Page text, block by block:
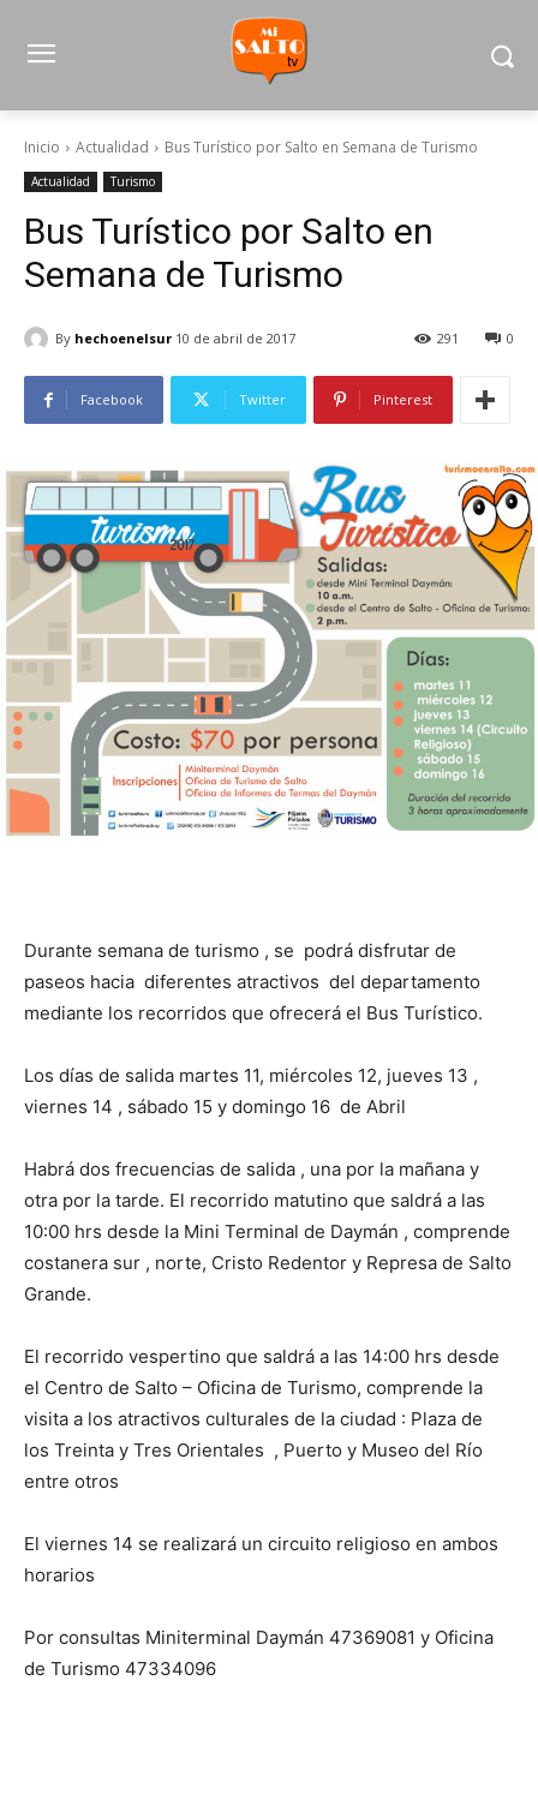
Inicio Actualidad Bus Turístico por Salto en Semana de Turismo
Actualidad Turismo
Bus Turístico por Salto en
Semana de Turismo
By hechoenelsur 10 de abril de 2017 0
291
Facebook Twitter Pinterest
Durante semana de turismo , se podrá disfrutar de
paseos hacia diferentes atractivos del departamento
mediante los recorridos que ofrecerá el Bus Turístico.
Los días de salida martes 11, miércoles 12, jueves 13 ,
viernes 14 , sábado 15 y domingo 16 de Abril
Habrá dos frecuencias de salida , una por la mañana y
otra por la tarde. El recorrido matutino que saldrá a las
10:00 hrs desde la Mini Terminal de Daymán , comprende
costanera sur , norte, Cristo Redentor y Represa de Salto
Grande.
El recorrido vespertino que saldrá a las 14:00 hrs desde
el Centro de Salto – Oficina de Turismo, comprende la
visita a los atractivos culturales de la ciudad : Plaza de
los Treinta y Tres Orientales , Puerto y Museo del Río
entre otros
El viernes 14 se realizará un circuito religioso en ambos
horarios
Por consultas Miniterminal Daymán 47369081 y Oficina
de Turismo 47334096